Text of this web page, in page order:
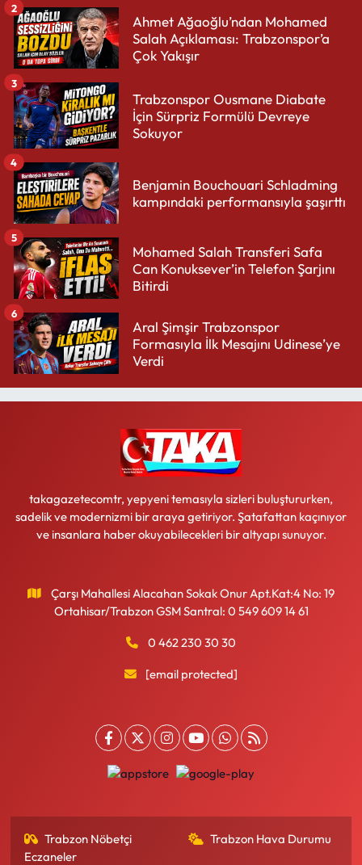
Ahmet Ağaoğlu’ndan Mohamed
Salah Açıklaması: Trabzonspor’a
Çok Yakışır
2
Trabzonspor Ousmane Diabate
İçin Sürpriz Formülü Devreye
Sokuyor
3
Benjamin Bouchouari Schladming
kampındaki performansıyla şaşırttı
4
Mohamed Salah Transferi Safa
Can Konuksever’in Telefon Şarjını
Bitirdi
5
Aral Şimşir Trabzonspor
Formasıyla İlk Mesajını Udinese’ye
Verdi
6
takagazetecomtr, yepyeni temasıyla sizleri buluştururken,
sadelik ve modernizmi bir araya getiriyor. Şatafattan kaçınıyor
ve insanlara haber okuyabilecekleri bir altyapı sunuyor.
Çarşı Mahallesi Alacahan Sokak Onur Apt.Kat:4 No: 19
Ortahisar/Trabzon GSM Santral: 0 549 609 14 61
0 462 230 30 30
[email protected]
Trabzon Nöbetçi
Eczaneler
Trabzon Hava Durumu